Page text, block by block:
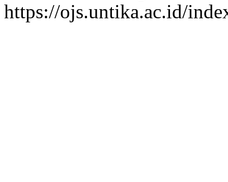
https://ojs.untika.ac.id/